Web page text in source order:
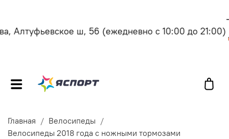
Алтуфьевское ш, 56(ежедневно с 10:00 до 21:00)
Главная
Велосипеды
Велосипеды 2018 года с ножными тормозами